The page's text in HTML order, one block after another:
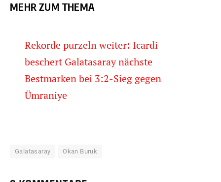
MEHR ZUM THEMA
Rekorde purzeln weiter: Icardi
beschert Galatasaray nächste
Bestmarken bei 3:2-Sieg gegen
Ümraniye
Galatasaray Okan Buruk